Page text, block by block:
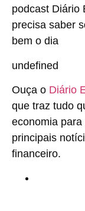
podcast Diário
precisa saber
bem o dia
undefined
Ouça o Diário
que traz tudo
economia
principais
financeiro.